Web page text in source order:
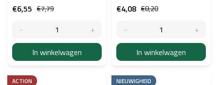
€7,79
€6,55
In winkelwagen
€8,20
€4,08
In winkelwagen
ACTION NIEUWIGHEID